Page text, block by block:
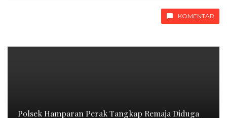
KOMENTAR
Polsek Hamparan Perak Tangkap Remaja Diduga